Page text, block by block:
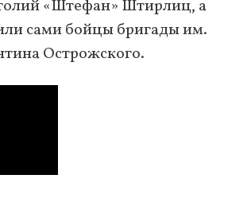
«Штефан» Штирлиц, а
сами бойцы бригады им.
Острожского.